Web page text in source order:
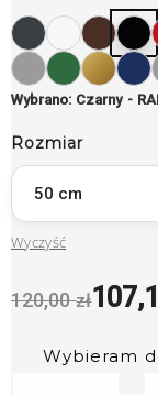
Wybrano: Czarny -
Rozmiar
Wyczyść
120,00zł
Wybieram